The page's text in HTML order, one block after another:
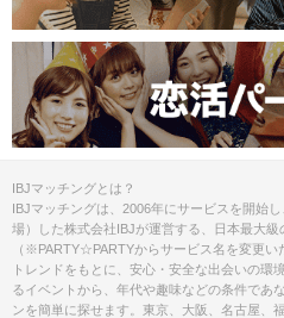
IBJマッチングとは？
IBJマッチングは、2006年にサービスを開始
場）した株式会社IBJが運営する、日本最大
（※PARTY☆PARTYからサービス名を変更
トレンドをもとに、安心・安全な出会いの環
るイベントから、年代や趣味などの条件であ
ンを簡単に探せます。東京、大阪、名古屋、